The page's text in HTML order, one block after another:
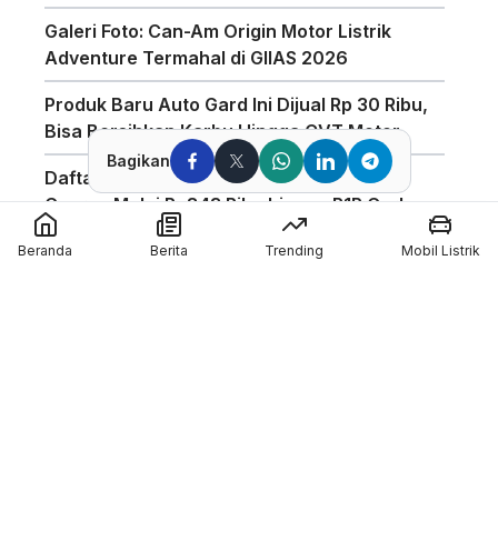
Galeri Foto: Can-Am Origin Motor Listrik
Adventure Termahal di GIIAS 2026
Produk Baru Auto Gard Ini Dijual Rp 30 Ribu,
Bisa Bersihkan Karbu Hingga CVT Motor
Daftar Harga Helm KYT di GIIAS 2026, TT
Course Mulai Rp843 Ribu hingga R1R Carbon
Rp5,65 Juta
Bagikan
Beranda Berita Trending Mobil Listrik